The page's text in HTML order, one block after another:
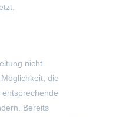
nicht
die
Bereits